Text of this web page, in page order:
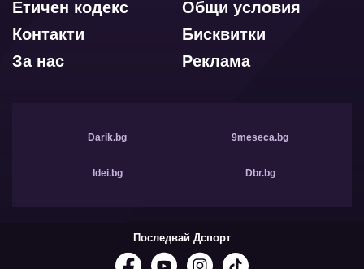
Общи условия
Етичен кодекс
Бисквитки
Контакти
Реклама
За нас
Darik.bg 9meseca.bg
Idei.bg Dbr.bg
Последвай Дспорт